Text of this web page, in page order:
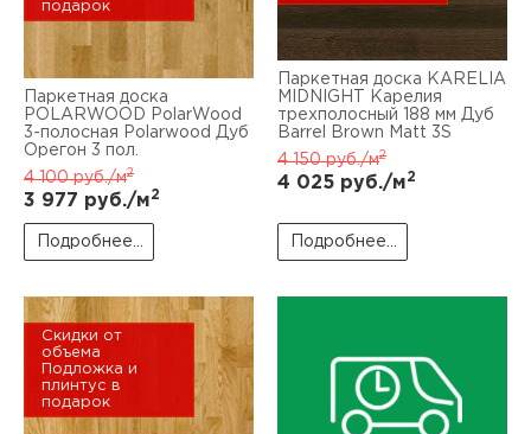
подарок
Паркетная доска
POLARWOOD PolarWood
3-полосная Polarwood Дуб
Орегон 3 пол.
4 100руб./м2
3 977 руб./м2
Подробнее...
Паркетная доска KARELIA
MIDNIGHT Карелия
трехполосный 188 мм Дуб
Barrel Brown Matt 3S
4 150руб./м2
4 025 руб./м2
Подробнее...
Скидки от
объема
Подложка и
плинтус в
подарок